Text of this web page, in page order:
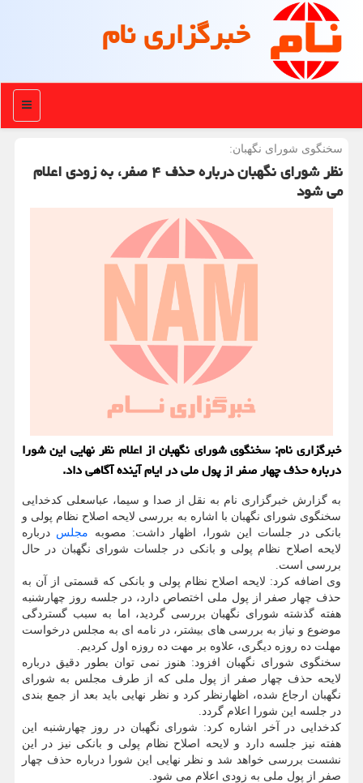
خبرگزاری نام
منو
سخنگوی شورای نگهبان:
نظر شورای نگهبان درباره حذف ۴ صفر، به زودی اعلام
می شود
خبرگزاری نام: سخنگوی شورای نگهبان از اعلام نظر نهایی این شورا
درباره حذف چهار صفر از پول ملی در ایام آینده آگاهی داد.
به گزارش خبرگزاری نام به نقل از صدا و سیما، عباسعلی کدخدایی
سخنگوی شورای نگهبان با اشاره به بررسی لایحه اصلاح نظام پولی و
بانکی در جلسات این شورا، اظهار داشت: مصوبه مجلس درباره
لایحه اصلاح نظام پولی و بانکی در جلسات شورای نگهبان در حال
بررسی است.
وی اضافه کرد: لایحه اصلاح نظام پولی و بانکی که قسمتی از آن به
حذف چهار صفر از پول ملی اختصاص دارد، در جلسه روز چهارشنبه
هفته گذشته شورای نگهبان بررسی گردید، اما به سبب گستردگی
موضوع و نیاز به بررسی های بیشتر، در نامه ای به مجلس درخواست
مهلت ده روزه دیگری، علاوه بر مهت ده روزه اول کردیم.
سخنگوی شورای نگهبان افزود: هنوز نمی توان بطور دقیق درباره
لایحه حذف چهار صفر از پول ملی که از طرف مجلس به شورای
نگهبان ارجاع شده، اظهارنظر کرد و نظر نهایی باید بعد از جمع بندی
در جلسه این شورا اعلام گردد.
کدخدایی در آخر اشاره کرد: شورای نگهبان در روز چهارشنبه این
هفته نیز جلسه دارد و لایحه اصلاح نظام پولی و بانکی نیز در این
نشست بررسی خواهد شد و نظر نهایی این شورا درباره حذف چهار
صفر از پول ملی به زودی اعلام می شود.